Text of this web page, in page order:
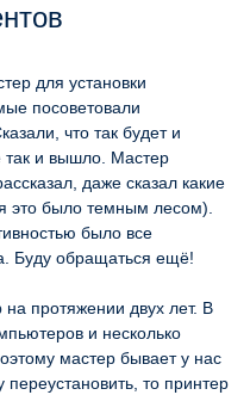
для установки
посоветовали
что так будет и
так и вышло. Мастер
даже сказал какие
это было темным лесом).
было все
Буду обращаться ещё!
протяжении двух лет. В
и несколько
мастер бывает у нас
то принтер